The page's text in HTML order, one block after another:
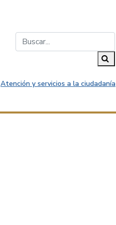
Atención y servicios a la ciudadanía